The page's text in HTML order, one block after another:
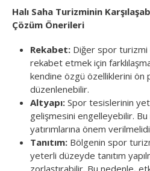
Halı Saha Turizminin
Çözüm Önerileri
Rekabet: Diğer spor turizmi
rekabet etmek için
kendine özgü özelliklerini ön
düzenlenebilir.
Altyapı: Spor tesislerinin
gelişmesini engelleyebilir. Bu
yatırımlarına önem
Tanıtım: Bölgenin spor
yeterli düzeyde tanıtım
zorlaştırabilir. Bu nedenle,